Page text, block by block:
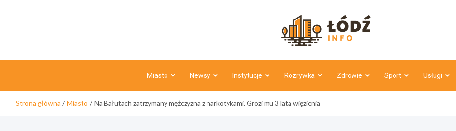
Miasto Newsy Instytucje Rozrywka Zdrowie Sport Usługi
Strona główna Miasto Na Bałutach zatrzymany mężczyzna z narkotykami. Grozi mu 3 lata więzienia